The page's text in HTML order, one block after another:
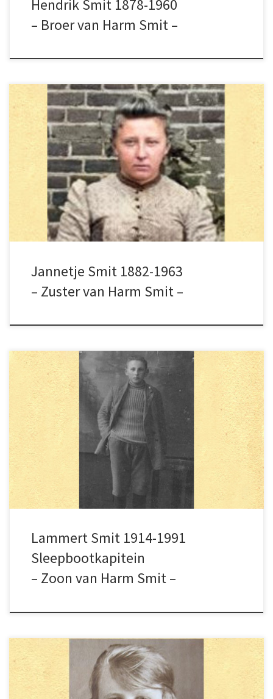
Hendrik Smit 1878-1960
– Broer van Harm Smit –
Jannetje Smit is de zuster van Harm Smit en
de hoofdpersoon in De Bruid van Schokland
feuilleton.
Jannetje Smit 1882-1963
– Zuster van Harm Smit –
Lammert Smit, zoon van Harmen Smit. Hij
moest niet veel hebben van het romantiseren
van het leven op Schokland.
Lammert Smit 1914-1991
Sleepbootkapitein
– Zoon van Harm Smit –
Ze was zeer belezen (de hele bibliotheek van
Kampen is uitgeleend geweest naar